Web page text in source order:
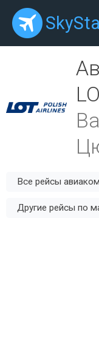
Все рейсы
Другие рейсы по